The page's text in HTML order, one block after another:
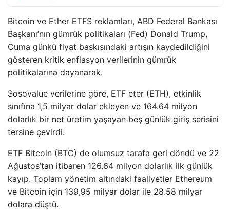
Bitcoin ve Ether ETFS reklamları, ABD Federal Bankası
Başkanı’nın gümrük politikaları (Fed) Donald Trump,
Cuma günkü fiyat baskısındaki artışın kaydedildiğini
gösteren kritik enflasyon verilerinin gümrük
politikalarına dayanarak.
Sosovalue verilerine göre, ETF eter (ETH), etkinlik
sınıfına 1,5 milyar dolar ekleyen ve 164.64 milyon
dolarlık bir net üretim yaşayan beş günlük giriş serisini
tersine çevirdi.
ETF Bitcoin (BTC) de olumsuz tarafa geri döndü ve 22
Ağustos’tan itibaren 126.64 milyon dolarlık ilk günlük
kayıp. Toplam yönetim altındaki faaliyetler Ethereum
ve Bitcoin için 139,95 milyar dolar ile 28.58 milyar
dolara düştü.